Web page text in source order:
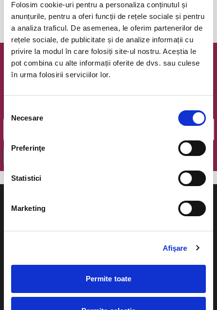
Folosim cookie-uri pentru a personaliza conținutul și
anunțurile, pentru a oferi funcții de rețele sociale și pentru
a analiza traficul. De asemenea, le oferim partenerilor de
rețele sociale, de publicitate și de analize informații cu
privire la modul în care folosiți site-ul nostru. Aceștia le
pot combina cu alte informații oferite de dvs. sau culese
în urma folosirii serviciilor lor.
consimțământului
Necesare
Preferinţe
Statistici
Marketing
Afişare
Permite toate
Evenimentul a expirat.
Newsletter @ Bilete.ro
evenimente.
Plata online sau cash
Teatru
festivaluri